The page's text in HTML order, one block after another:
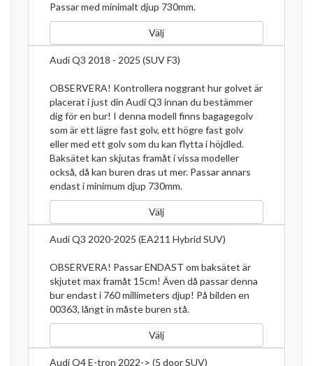
Passar med minimalt djup 730mm.
Välj
Audi Q3 2018 - 2025 (SUV F3)
OBSERVERA! Kontrollera noggrant hur golvet är
placerat i just din Audi Q3 innan du bestämmer
dig för en bur! I denna modell finns bagagegolv
som är ett lägre fast golv, ett högre fast golv
eller med ett golv som du kan flytta i höjdled.
Baksätet kan skjutas framåt i vissa modeller
också, då kan buren dras ut mer. Passar annars
endast i minimum djup 730mm.
Välj
Audi Q3 2020-2025 (EA211 Hybrid SUV)
OBSERVERA! Passar ENDAST om baksätet är
skjutet max framåt 15cm! Även då passar denna
bur endast i 760 millimeters djup! På bilden en
00363, långt in måste buren stå.
Välj
Audi Q4 E-tron 2022-> (5 door SUV)